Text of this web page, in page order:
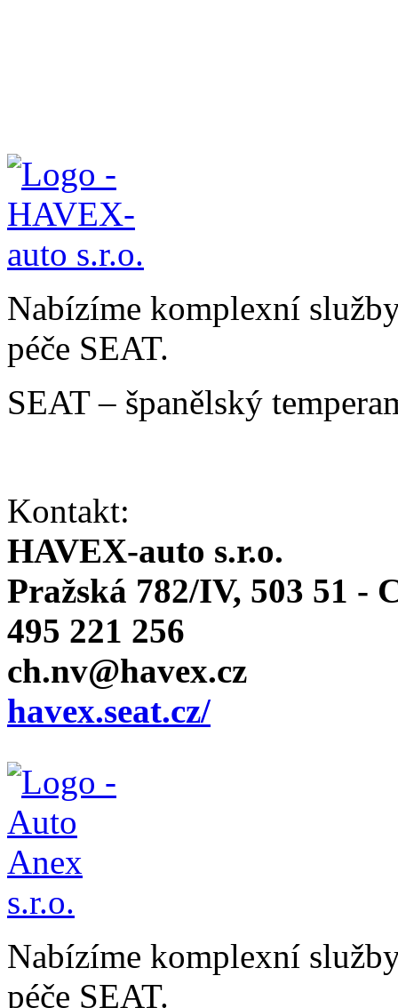
Nabízíme komplexní
péče SEAT.
SEAT – španělský
Kontakt:
HAVEX-auto s.r.o.
Pražská 782/IV, 503 51 -
495 221 256
ch.nv@havex.cz
havex.seat.cz/
Nabízíme komplexní
péče SEAT.